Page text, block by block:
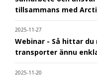
tillsammans med
2025-11-27
Webinar - Så hittar
transporter ännu
2025-11-20